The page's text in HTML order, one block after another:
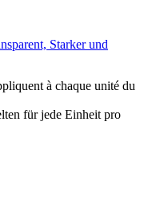
Starker und
à chaque unité du
für jede Einheit pro